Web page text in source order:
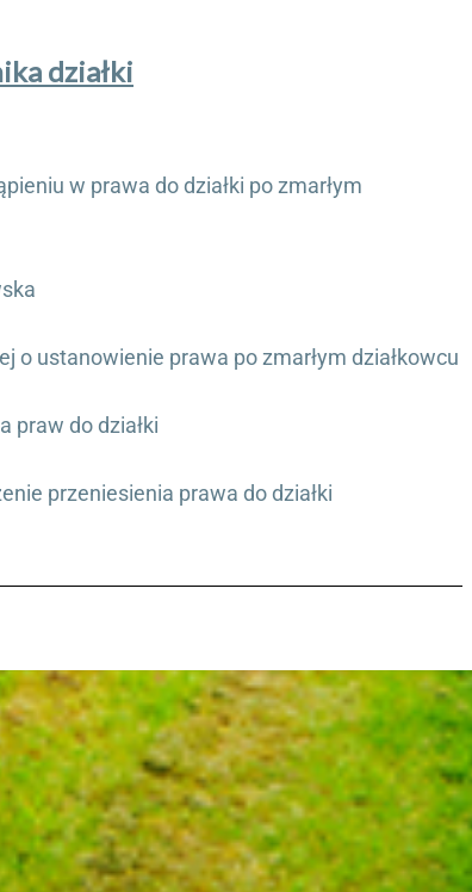
działki
w prawa do działki po zmarłym
o ustanowienie prawa po zmarłym działkowcu
praw do działki
przeniesienia prawa do działki